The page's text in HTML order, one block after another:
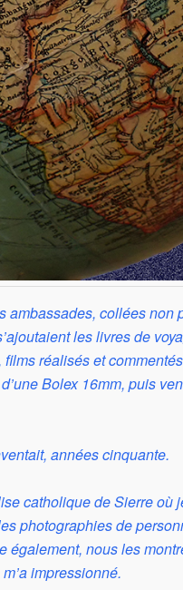
collées non
les livres de
réalisés et
Bolex 16mm, puis
années cinquante.
catholique de Sierre où
photographies de
nous les
impressionné.